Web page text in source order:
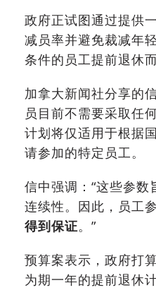
政府正试图通过提供
减员率并避免裁减年
条件的员工提前退休而
加拿大新闻社分享的
员目前不需要采取任
计划将仅适用于根据
请参加的特定员工。
信中强调：“这些参
连续性。因此，员工
得到保证。”
预算案表示，政府打
为期一年的提前退休